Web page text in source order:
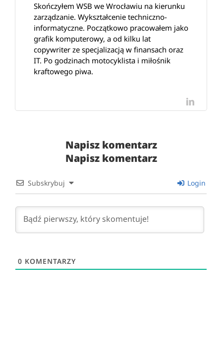
Skończyłem WSB we Wrocławiu na kierunku
zarządzanie. Wykształcenie techniczno-
informatyczne. Początkowo pracowałem jako
grafik komputerowy, a od kilku lat
copywriter ze specjalizacją w finansach oraz
IT. Po godzinach motocyklista i miłośnik
kraftowego piwa.
LinkedIn
Napisz komentarz
Napisz komentarz
Subskrybuj Login
0 KOMENTARZY